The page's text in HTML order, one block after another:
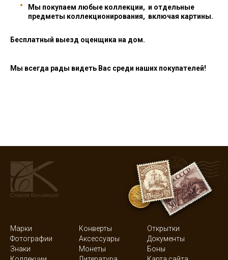
Мы покупаем любые коллекции, и отдельные
предметы коллекционирования, включая картины.
Бесплатный выезд оценщика на дом.
Мы всегда рады видеть Вас среди наших покупателей!
Марки Конверты
Открытки
Фотографии
Аксессуары
Документы
Знаки
Монеты
Боны